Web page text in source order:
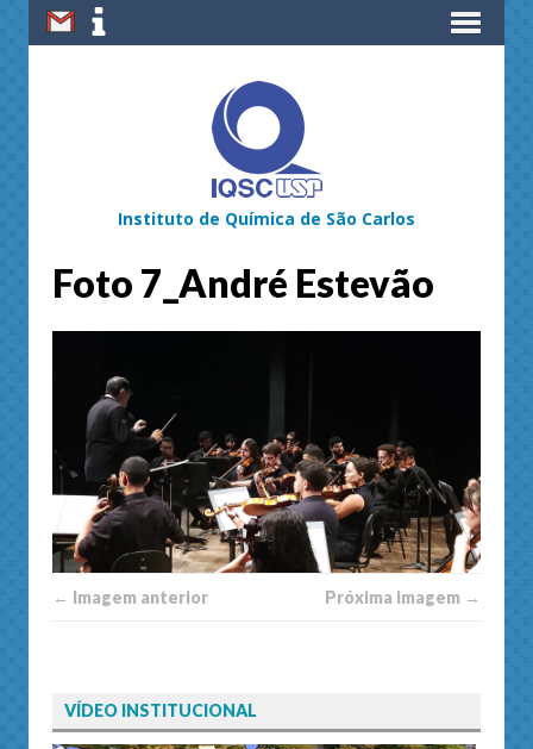
Instituto de Química de São Carlos
Foto 7_André Estevão
← Imagem anterior Próxima imagem →
VÍDEO INSTITUCIONAL